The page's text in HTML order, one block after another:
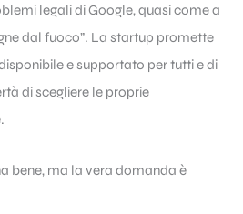
legali di Google, quasi come a
dal fuoco”. La startup promette
e supportato per tutti e di
di scegliere le proprie
bene, ma la vera domanda è